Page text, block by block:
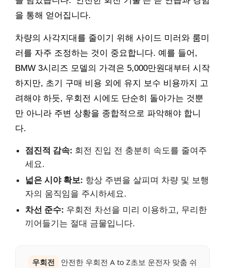
을 통해 얻어집니다.
차량의 사각지대를 줄이기 위해 사이드 미러와 룸미
러를 자주 조정하는 것이 중요합니다. 예를 들어,
BMW 3시리즈 모델의 가격은 5,000만원대부터 시작
하지만, 초기 구매 비용 외에 유지 보수 비용까지 고
려해야 하듯, 우회전 시에도 단순히 돌아가는 것뿐
만 아니라 주변 상황을 종합적으로 파악해야 합니
다.
점진적 감속: 회전 진입 전 충분히 속도를 줄여주
세요.
넓은 시야 확보: 항상 주변을 살피며 차량 및 보행
자의 움직임을 주시하세요.
차선 준수: 우회전 차선을 미리 이용하고, 무리한
끼어들기는 절대 금물입니다.
우회전
안전한 우회전 A to Z초보 운전자 맞춤 쉬